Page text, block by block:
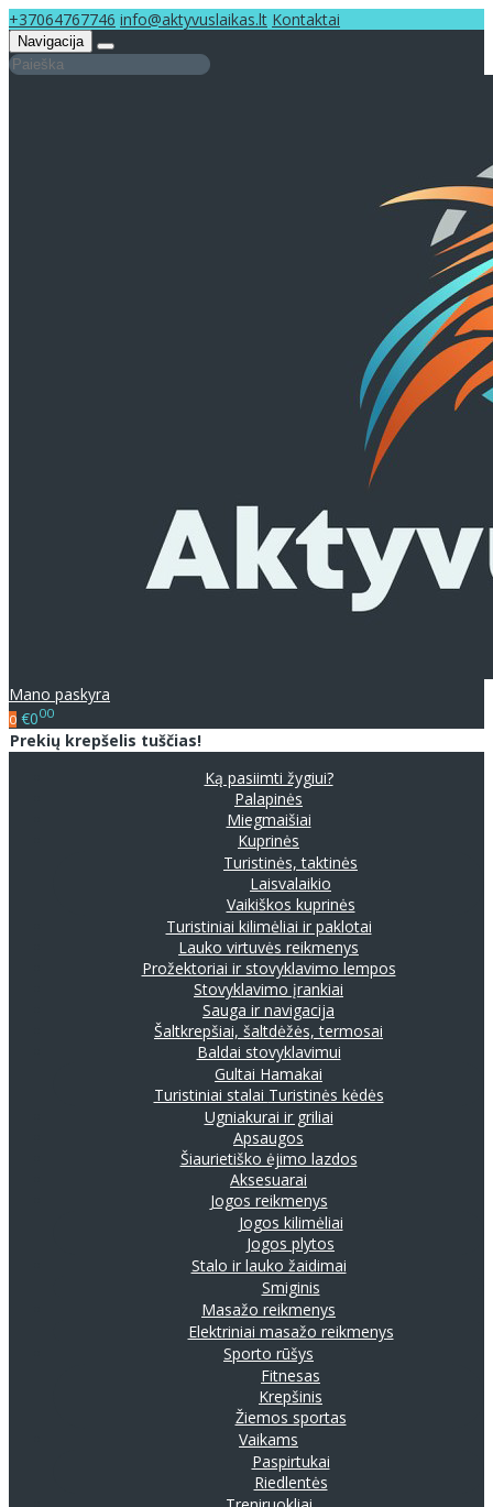
+37064767746 info@aktyvuslaikas.lt Kontaktai
Navigacija
Mano paskyra
0 €000
Prekių krepšelis tuščias!
Ką pasiimti žygiui?
Palapinės
Miegmaišiai
Kuprinės
Turistinės, taktinės
Laisvalaikio
Vaikiškos kuprinės
Turistiniai kilimėliai ir paklotai
Lauko virtuvės reikmenys
Prožektoriai ir stovyklavimo lempos
Stovyklavimo įrankiai
Sauga ir navigacija
Šaltkrepšiai, šaltdėžės, termosai
Baldai stovyklavimui
Gultai Hamakai
Turistiniai stalai Turistinės kėdės
Ugniakurai ir griliai
Apsaugos
Šiaurietiško ėjimo lazdos
Aksesuarai
Jogos reikmenys
Jogos kilimėliai
Jogos plytos
Stalo ir lauko žaidimai
Smiginis
Masažo reikmenys
Elektriniai masažo reikmenys
Sporto rūšys
Fitnesas
Krepšinis
Žiemos sportas
Vaikams
Paspirtukai
Riedlentės